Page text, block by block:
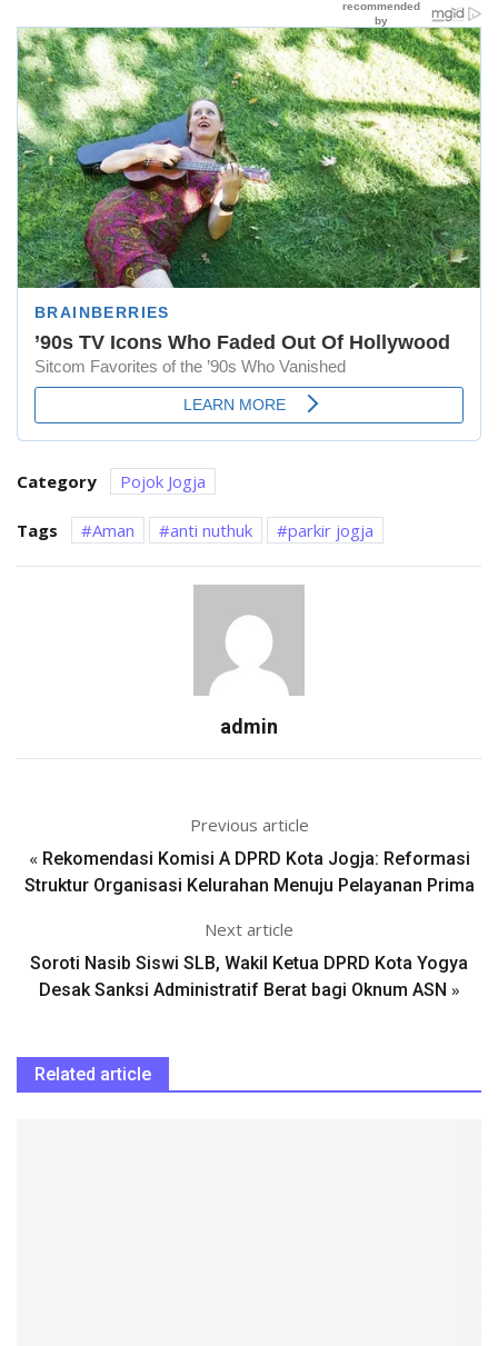
Category Pojok Jogja
Tags Aman anti nuthuk parkir jogja
admin
Previous article
« Rekomendasi Komisi A DPRD Kota Jogja: Reformasi
Struktur Organisasi Kelurahan Menuju Pelayanan Prima
Next article
Soroti Nasib Siswi SLB, Wakil Ketua DPRD Kota Yogya
Desak Sanksi Administratif Berat bagi Oknum ASN »
Related article